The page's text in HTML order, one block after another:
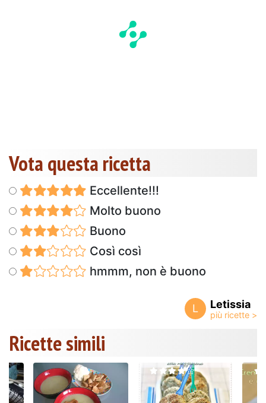
Vota questa ricetta
Eccellente!!!
Molto buono
Buono
Così così
hmmm, non è buono
L Letissia
Ricette simili